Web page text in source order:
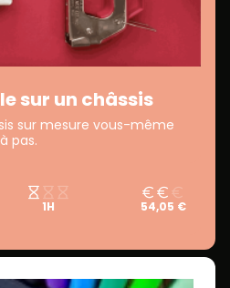
sur un châssis
sur mesure vous-même
pas.
1H 54,05 €